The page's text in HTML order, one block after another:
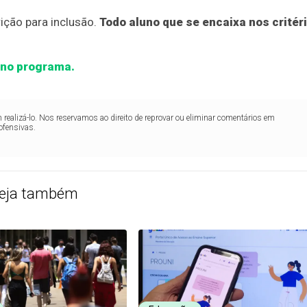
para inclusão. Todo aluno que se encaixa nos
programa.
lo. Nos reservamos ao direito de reprovar ou eliminar comentários em
também